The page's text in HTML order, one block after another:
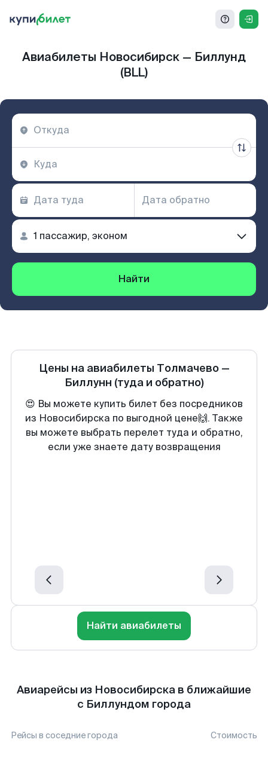
Авиабилеты Новосибирск — Биллунд
(BLL)
Найти
Цены на авиабилеты Толмачево—
Биллунн (туда и обратно)
😍 Вы можете купить билет без посредников
из Новосибирска по выгодной цене🙌. Также
вы можете выбрать перелет туда и обратно,
если уже знаете дату возвращения
Найти авиабилеты
Авиарейсы из Новосибирска в ближайшие
с Биллундом города
Рейсы в соседние города Стоимость